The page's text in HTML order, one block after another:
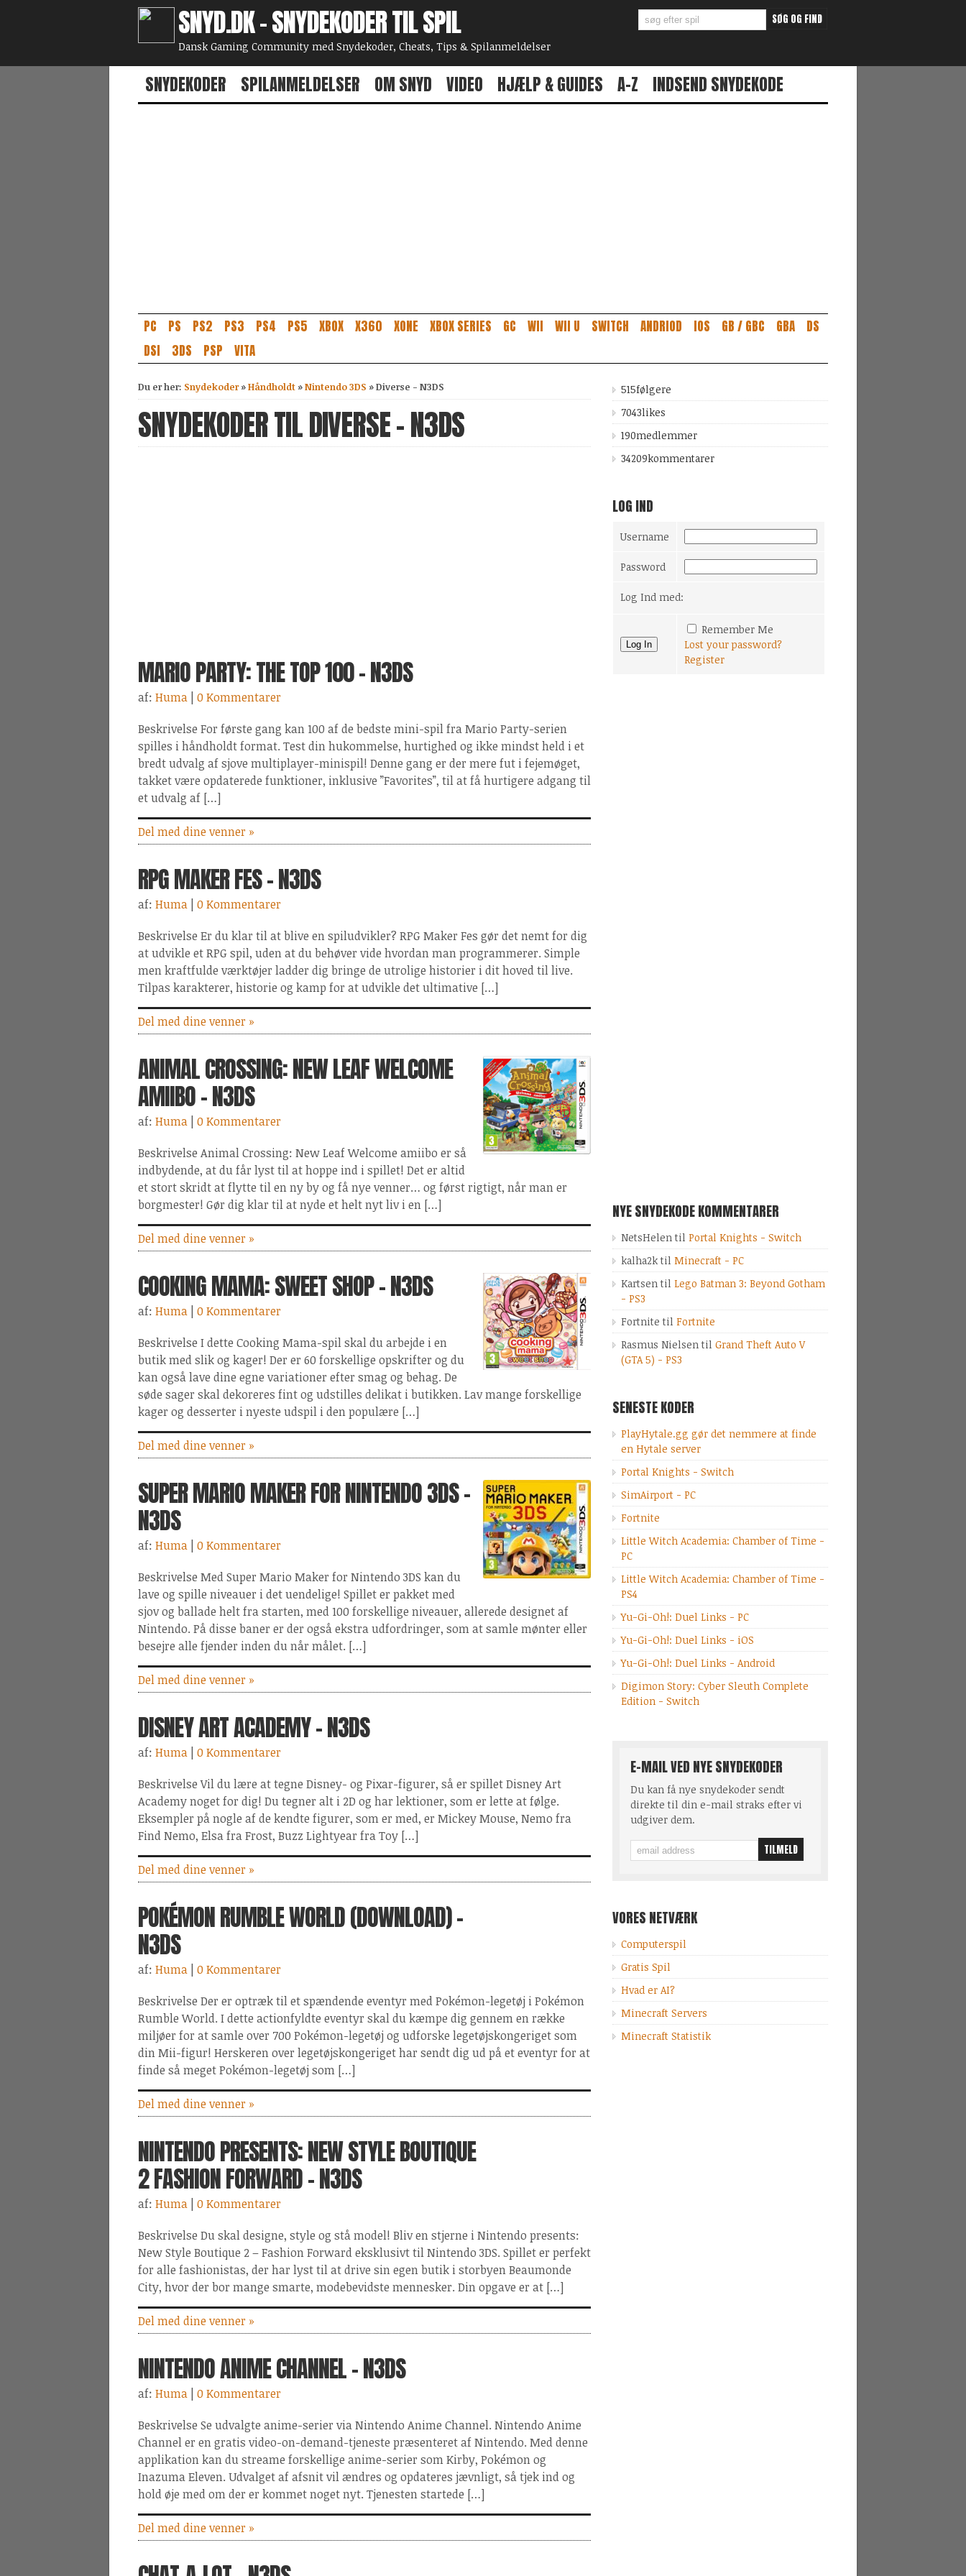
SNYD.DK - SNYDEKODER TIL SPIL
Dansk Gaming Community med Snydekoder, Cheats, Tips & Spilanmeldelser
SNYDEKODER SPILANMELDELSER OM SNYD VIDEO HJÆLP & GUIDES A-Z INDSEND SNYDEKODE
PC PS PS2 PS3 PS4 PS5 XBOX X360 XONE XBOX SERIES GC WII WII U SWITCH ANDRIOD IOS GB / GBC GBA
DS
DSI
3DS PSP VITA
Du er her: Snydekoder»Håndholdt »Nintendo 3DS »Diverse - N3DS
SNYDEKODER TIL DIVERSE - N3DS
MARIO PARTY: THE TOP 100 - N3DS
af: Huma 0 Kommentarer
Beskrivelse For første gang kan 100 af de bedste mini-spil fra Mario Party-serien
spilles i håndholdt format. Test din hukommelse, hurtighed og ikke mindst held i et
bredt udvalg af sjove multiplayer-minispil! Denne gang er der mere fut i fejemøget,
takket være opdaterede funktioner, inklusive ”Favorites”, til at få hurtigere adgang til
et udvalg af […]
Del med dine venner »
RPG MAKER FES - N3DS
af: Huma 0 Kommentarer
Beskrivelse Er du klar til at blive en spiludvikler? RPG Maker Fes gør det nemt for dig
at udvikle et RPG spil, uden at du behøver vide hvordan man programmerer. Simple
men kraftfulde værktøjer ladder dig bringe de utrolige historier i dit hoved til live.
Tilpas karakterer, historie og kamp for at udvikle det ultimative […]
Del med dine venner »
ANIMAL CROSSING: NEW LEAF WELCOME
AMIIBO - N3DS
af: Huma 0 Kommentarer
Beskrivelse Animal Crossing: New Leaf Welcome amiibo er så
indbydende, at du får lyst til at hoppe ind i spillet! Det er altid
et stort skridt at flytte til en ny by og få nye venner… og først rigtigt, når man er
borgmester! Gør dig klar til at nyde et helt nyt liv i en […]
Del med dine venner »
COOKING MAMA: SWEET SHOP - N3DS
af: Huma 0 Kommentarer
Beskrivelse I dette Cooking Mama-spil skal du arbejde i en
butik med slik og kager! Der er 60 forskellige opskrifter og du
kan også lave dine egne variationer efter smag og behag. De
søde sager skal dekoreres fint og udstilles delikat i butikken. Lav mange forskellige
kager og desserter i nyeste udspil i den populære […]
Del med dine venner »
SUPER MARIO MAKER FOR NINTENDO 3DS -
N3DS
af: Huma 0 Kommentarer
Beskrivelse Med Super Mario Maker for Nintendo 3DS kan du
lave og spille niveauer i det uendelige! Spillet er pakket med
sjov og ballade helt fra starten, med 100 forskellige niveauer, allerede designet af
Nintendo. På disse baner er der også ekstra udfordringer, som at samle mønter eller
besejre alle fjender inden du når målet. […]
Del med dine venner »
DISNEY ART ACADEMY - N3DS
af: Huma 0 Kommentarer
Beskrivelse Vil du lære at tegne Disney- og Pixar-figurer, så er spillet Disney Art
Academy noget for dig! Du tegner alt i 2D og har lektioner, som er lette at følge.
Eksempler på nogle af de kendte figurer, som er med, er Mickey Mouse, Nemo fra
Find Nemo, Elsa fra Frost, Buzz Lightyear fra Toy […]
Del med dine venner »
POKÉMON RUMBLE WORLD (DOWNLOAD) -
N3DS
af: Huma 0 Kommentarer
Beskrivelse Der er optræk til et spændende eventyr med Pokémon-legetøj i Pokémon
Rumble World. I dette actionfyldte eventyr skal du kæmpe dig gennem en række
miljøer for at samle over 700 Pokémon-legetøj og udforske legetøjskongeriget som
din Mii-figur! Herskeren over legetøjskongeriget har sendt dig ud på et eventyr for at
finde så meget Pokémon-legetøj som […]
Del med dine venner »
NINTENDO PRESENTS: NEW STYLE BOUTIQUE
2 FASHION FORWARD - N3DS
af: Huma 0 Kommentarer
Beskrivelse Du skal designe, style og stå model! Bliv en stjerne i Nintendo presents:
New Style Boutique 2 – Fashion Forward eksklusivt til Nintendo 3DS. Spillet er perfekt
for alle fashionistas, der har lyst til at drive sin egen butik i storbyen Beaumonde
City, hvor der bor mange smarte, modebevidste mennesker. Din opgave er at […]
Del med dine venner »
NINTENDO ANIME CHANNEL - N3DS
af: Huma 0 Kommentarer
Beskrivelse Se udvalgte anime-serier via Nintendo Anime Channel. Nintendo Anime
Channel er en gratis video-on-demand-tjeneste præsenteret af Nintendo. Med denne
applikation kan du streame forskellige anime-serier som Kirby, Pokémon og
Inazuma Eleven. Udvalget af afsnit vil ændres og opdateres jævnligt, så tjek ind og
hold øje med om der er kommet noget nyt. Tjenesten startede […]
Del med dine venner »
515følgere
7043likes
190medlemmer
34209kommentarer
LOG IND
Username
Password
Log Ind med:
Remember Me
Lost your password?
Register
NYE SNYDEKODE KOMMENTARER
NetsHelentil Portal Knights - Switch
kalha2ktil Minecraft - PC
Kartsentil Lego Batman 3: Beyond Gotham
- PS3
Fortnite til Fortnite
Rasmus Nielsentil Grand Theft Auto V
(GTA 5) - PS3
SENESTE KODER
PlayHytale.gg gør det nemmere at finde
en Hytale server
Portal Knights - Switch
SimAirport - PC
Fortnite
Little Witch Academia: Chamber of Time -
PC
Little Witch Academia: Chamber of Time -
PS4
Yu-Gi-Oh!: Duel Links - PC
Yu-Gi-Oh!: Duel Links - iOS
Yu-Gi-Oh!: Duel Links - Android
Digimon Story: Cyber Sleuth Complete
Edition - Switch
E-MAIL VED NYE SNYDEKODER
Du kan få nye snydekoder sendt
direkte til din e-mail straks efter vi
udgiver dem.
VORES NETVÆRK
Computerspil
Gratis Spil
Hvad er AI?
Minecraft Servers
Minecraft Statistik